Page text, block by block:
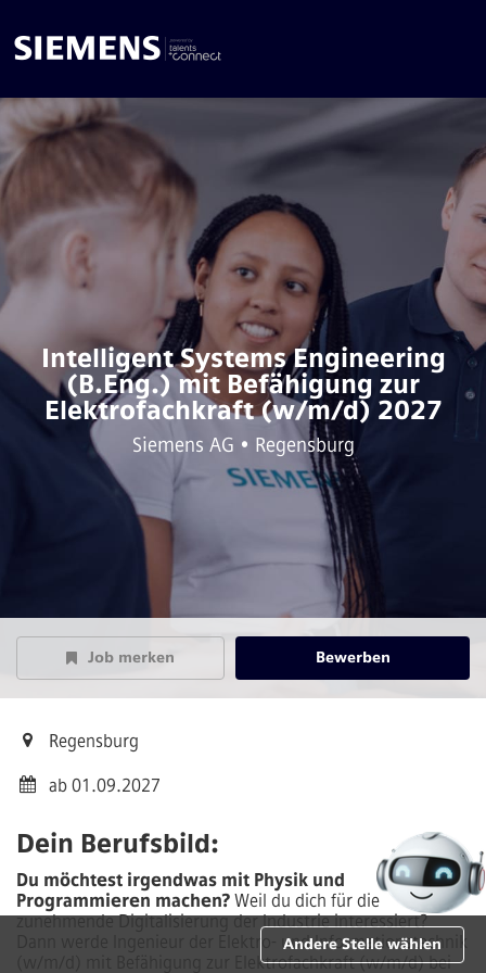
Intelligent Systems Engineering
(B.Eng.) mit Befähigung zur
Elektrofachkraft (w/m/d) 2027
Siemens AG • Regensburg
Job merken Bewerben
Regensburg
ab 01.09.2027
Dein Berufsbild:
Du möchtest irgendwas mit Physik und
Programmieren machen? Weil du dich für die
zunehmende Digitalisierung der Industrie interessiert?
Dann werde Ingenieur der Elektro- und Informationstechnik
(w/m/d) mit Befähigung zur Elektrofachkraft (w/m/d) bei
Andere Stelle wählen